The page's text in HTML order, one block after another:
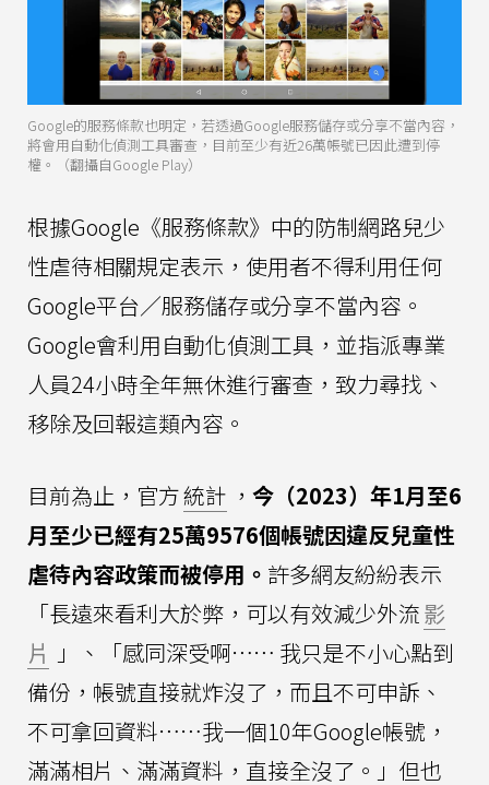
Google的服務條款也明定，若透過Google服務儲存或分享不當內容，
將會用自動化偵測工具審查，目前至少有近26萬帳號已因此遭到停
權。（翻攝自Google Play）
根據Google《服務條款》中的防制網路兒少
性虐待相關規定表示，使用者不得利用任何
Google平台／服務儲存或分享不當內容。
Google會利用自動化偵測工具，並指派專業
人員24小時全年無休進行審查，致力尋找、
移除及回報這類內容。
目前為止，官方統計 ， 今（2023）年1月至6
月至少已經有25萬9576個帳號因違反兒童性
虐待內容政策而被停用。 許多網友紛紛表示
「長遠來看利大於弊，可以有效減少外流影
片 」、「感同深受啊⋯⋯ 我只是不小心點到
備份，帳號直接就炸沒了，而且不可申訴、
不可拿回資料⋯⋯我一個10年Google帳號，
滿滿相片、滿滿資料，直接全沒了。」但也